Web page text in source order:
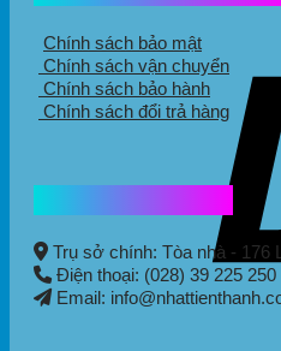
Chính sách bảo mật
Chính sách vận chuyển
Chính sách bảo hành
Chính sách đổi trả hàng
Trụ sở chính: Tòa nhà - 176
Điện thoại: (028) 39 225
Email: